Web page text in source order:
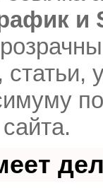
и
статьи,